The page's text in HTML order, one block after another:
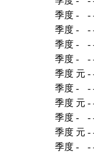
季度 - -
季度 - -
季度 - -
季度 - -
季度 元 -
季度 - -
季度 元 -
季度 - -
季度 元 -
季度 - -